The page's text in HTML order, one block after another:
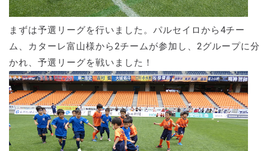
まずは予選リーグを行いました。パルセイロから4チー
ム、カターレ富山様から2チームが参加し、2グループに分
かれ、予選リーグを戦いました！